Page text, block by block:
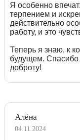
Я особенно
терпением и
действительно
работу, и это
Теперь я знаю, к
будущем. Спасибо
доброту!
Алёна
04.11.2024